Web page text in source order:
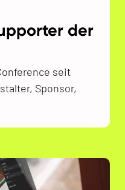
der
seit
Sponsor,